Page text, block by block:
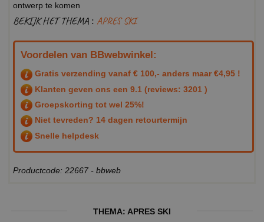
ontwerp te komen
BEKIJK HET THEMA : APRES SKI
Voordelen van BBwebwinkel:
Gratis verzending vanaf € 100,- anders maar €4,95 !
Klanten geven ons een 9.1 (reviews: 3201 )
Groepskorting tot wel 25%!
Niet tevreden? 14 dagen retourtermijn
Snelle helpdesk
Productcode: 22667 - bbweb
THEMA: APRES SKI